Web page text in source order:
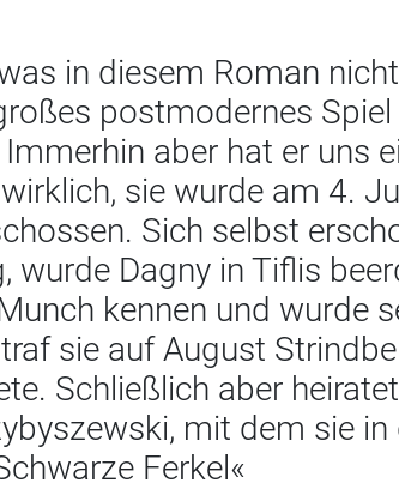
in diesem Roman
postmodernes
aber hat er uns
sie wurde am 4.
Sich selbst
Dagny in Tiflis
kennen und wurde
sie auf August
Schließlich aber
mit dem sie in
Ferkel«